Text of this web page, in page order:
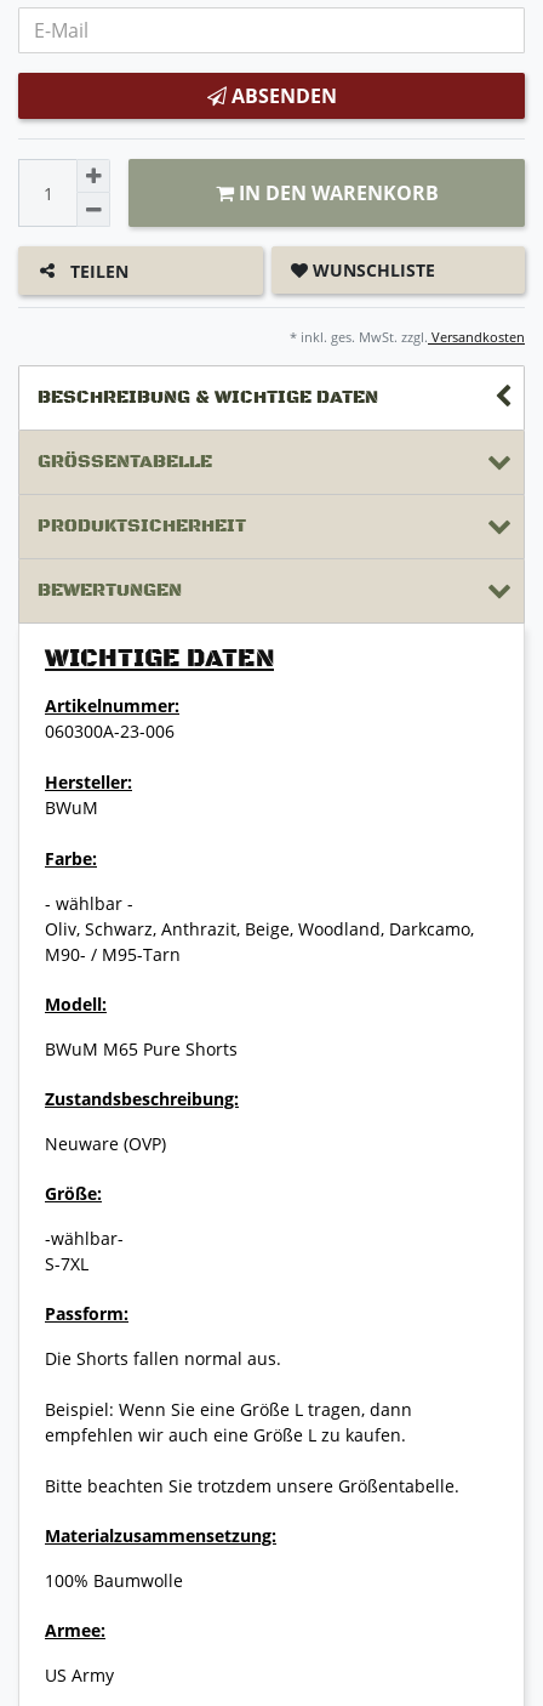
ABSENDEN
IN DEN WARENKORB
TEILEN WUNSCHLISTE
* inkl. ges. MwSt. zzgl. Versandkosten
BESCHREIBUNG & WICHTIGE DATEN
GRÖSSENTABELLE
PRODUKTSICHERHEIT
BEWERTUNGEN
WICHTIGE DATEN
Artikelnummer:
060300A-23-006
Hersteller:
BWuM
Farbe:
- wählbar -
Oliv, Schwarz, Anthrazit, Beige, Woodland, Darkcamo,
M90- / M95-Tarn
Modell:
BWuM M65 Pure Shorts
Zustandsbeschreibung:
Neuware (OVP)
Größe:
-wählbar-
S-7XL
Passform:
Die Shorts fallen normal aus.
Beispiel: Wenn Sie eine Größe L tragen, dann
empfehlen wir auch eine Größe L zu kaufen.
Bitte beachten Sie trotzdem unsere Größentabelle.
Materialzusammensetzung:
100% Baumwolle
Armee:
US Army